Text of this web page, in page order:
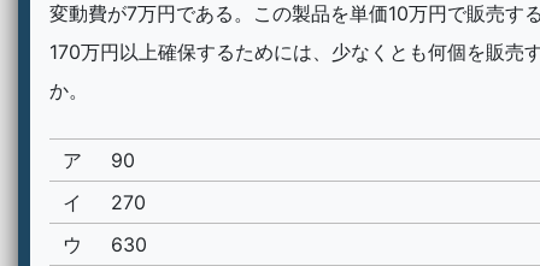
変動費が7万円である。この製品を単価10万円で販売す
170万円以上確保するためには、少なくとも何個を販売
か。
ア
90
イ
270
ウ
630